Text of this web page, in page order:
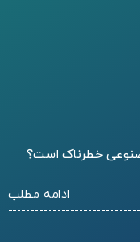
خطرناک است؟
ادامه مطلب